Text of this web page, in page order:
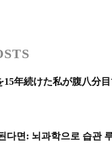
15年続けた私が腹八分
다면: 뇌과학으로 습관